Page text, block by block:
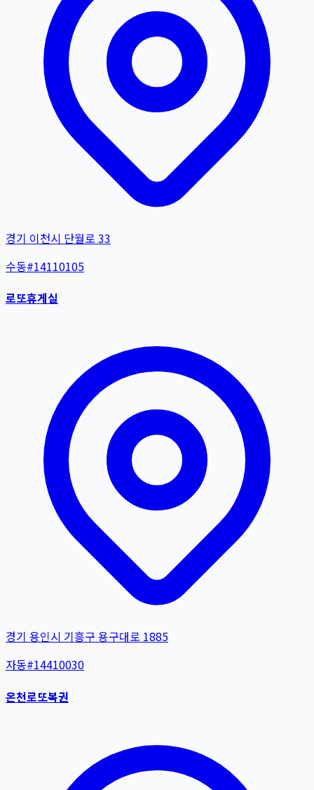
경기 이천시 단월로 33
수동#14110105
로또휴게실
경기 용인시 기흥구 용구대로 1885
자동#14410030
온천로또복권